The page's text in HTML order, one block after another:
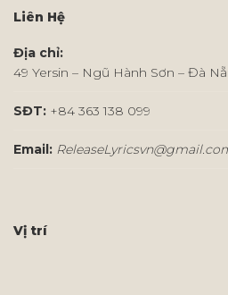
Liên Hệ
Địa chỉ:
49 Yersin – Ngũ Hành Sơn – Đà
SĐT: +84 363 138 099
Email:
Vị trí